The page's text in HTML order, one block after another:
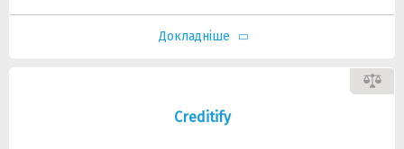
Докладніше
Creditify